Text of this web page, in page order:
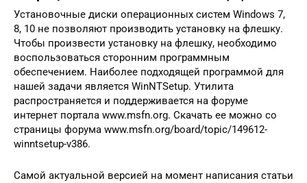
Установочные диски операционных систем Windows 7,
8, 10 не позволяют производить установку на флешку.
Чтобы произвести установку на флешку, необходимо
воспользоваться сторонним программным
обеспечением. Наиболее подходящей программой для
нашей задачи является WinNTSetup. Утилита
распространяется и поддерживается на форуме
интернет портала www.msfn.org. Скачать ее можно со
страницы форума www.msfn.org/board/topic/149612-
winntsetup-v386.
Самой актуальной версией на момент написания статьи